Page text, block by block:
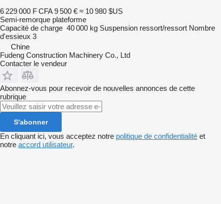
6 229 000 F CFA 9 500 € ≈ 10 980 $US
Semi-remorque plateforme
Capacité de charge 40 000 kg Suspension ressort/ressort Nombre
d'essieux 3
Chine
Fudeng Construction Machinery Co., Ltd
Contacter le vendeur
Abonnez-vous pour recevoir de nouvelles annonces de cette
rubrique
S'abonner
En cliquant ici, vous acceptez notre politique de confidentialité et
notre accord utilisateur.